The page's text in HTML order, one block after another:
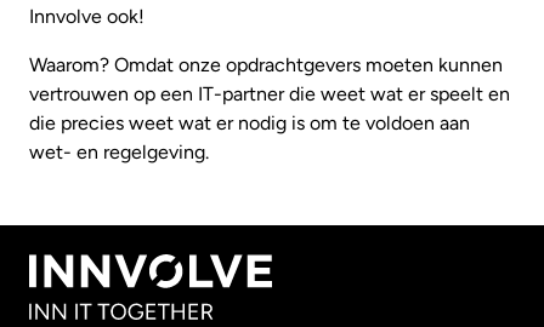
Innvolve ook!
Waarom? Omdat onze opdrachtgevers moeten kunnen
vertrouwen op een IT-partner die weet wat er speelt en
die precies weet wat er nodig is om te voldoen aan
wet- en regelgeving.